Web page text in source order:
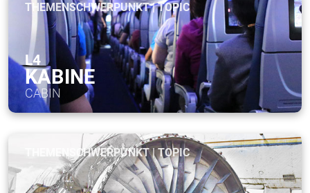
THEMENSCHWERPUNKT | TOPIC
L4
KABINE
CABIN
THEMENSCHWERPUNKT | TOPIC